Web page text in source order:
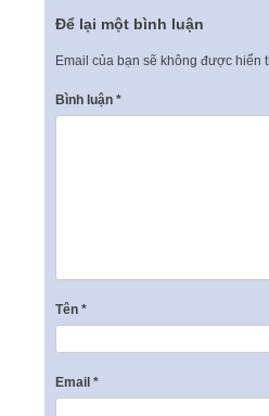
Để lại một bình luận
Email của bạn sẽ không được hiển
Bình luận *
Tên *
Email *